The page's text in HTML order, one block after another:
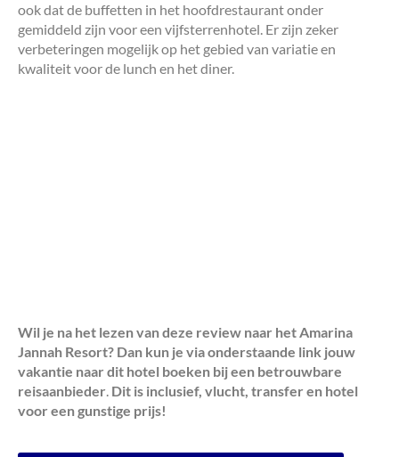
ook dat de buffetten in het hoofdrestaurant onder
gemiddeld zijn voor een vijfsterrenhotel. Er zijn zeker
verbeteringen mogelijk op het gebied van variatie en
kwaliteit voor de lunch en het diner.
Wil je na het lezen van deze review naar het Amarina
Jannah Resort? Dan kun je via onderstaande link jouw
vakantie naar dit hotel boeken bij een betrouwbare
reisaanbieder. Dit is inclusief, vlucht, transfer en hotel
voor een gunstige prijs!